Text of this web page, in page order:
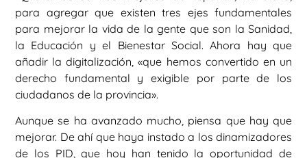
para agregar que existen tres ejes fundamentales
para mejorar la vida de la gente que son la Sanidad,
la Educación y el Bienestar Social. Ahora hay que
añadir la digitalización, «que hemos convertido en un
derecho fundamental y exigible por parte de los
ciudadanos de la provincia».
Aunque se ha avanzado mucho, piensa que hay que
mejorar. De ahí que haya instado a los dinamizadores
de los PID, que hoy han tenido la oportunidad de